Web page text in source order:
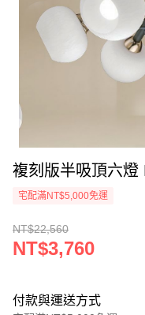
複刻版半吸頂六燈
宅配滿NT$5,000免運
NT$22,560
NT$3,760
付款與運送方式